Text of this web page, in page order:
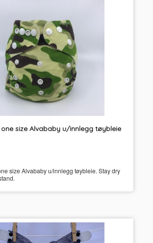
size Alvababy u/innlegg tøybleie
size Alvababy u/innlegg tøybleie. Stay dry